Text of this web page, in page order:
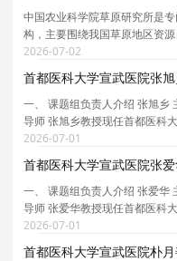
中国农业科学院草原研究所是
构，主要围绕我国草原地区资
以基础前沿、共性关键技术和
集、评价、保存与利用，草新品
2026-07-02
首都医科大学宣武医院张
一、 课题组负责人介绍 张旭乡
导师 张旭乡教授现任首都医科
会视觉神经专委会主任委员、
京市医学会眼科分会常委、中国
2026-07-01
首都医科大学宣武医院张
一、 课题组负责人介绍 张爱华
导师 张爱华教授现任首都医科
科教研室主任。中国医师协会
促进会血液净化专委会主任委员
2026-07-01
首都医科大学宣武医院朴